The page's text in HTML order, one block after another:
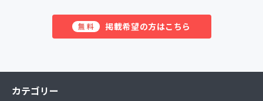
無料 掲載希望の方はこちら
カテゴリー